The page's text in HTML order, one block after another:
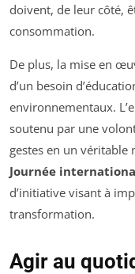
doivent, de leur côté,
consommation.
De plus, la mise en
d’un besoin
environnementaux.
soutenu par une
gestes en un véritable
Journée
d’initiative visant à
transformation.
Agir au